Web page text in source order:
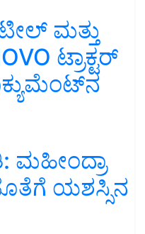
ಮತ್ತು
ಟ್ರಾಕ್ಟರ್
ಮಹೀಂದ್ರಾ
ಯಶಸ್ಸಿನ